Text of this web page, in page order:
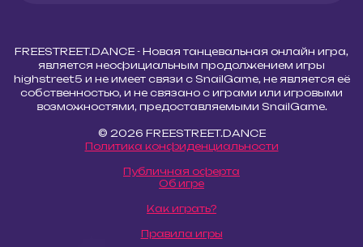
FREESTREET.DANCE - Новая танцевальная онлайн игра,
является неофициальным продолжением игры
highstreet5 и не имеет связи с SnailGame, не является её
собственностью, и не связано с играми или игровыми
возможностями, предоставляемыми SnailGame.
© 2026 FREESTREET.DANCE
Политика конфиденциальности
Публичная оферта
Об игре
Как играть?
Правила игры